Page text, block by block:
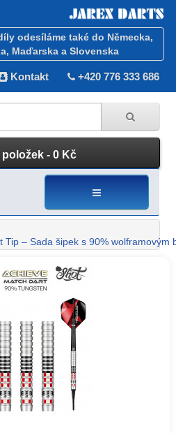
odesíláme také do Německa,
Maďarska a Slovenska
Kontakt +420 776 333 686
položek - 0 Kč
Tip – Sada šipek s 90% wolframovým